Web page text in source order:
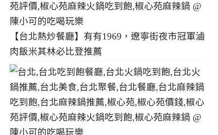
【台北熱炒餐廳】有有1969，遼寧街夜市冠軍滷
肉飯米其林必比登推薦